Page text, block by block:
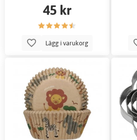
45 kr
Lägg i varukorg